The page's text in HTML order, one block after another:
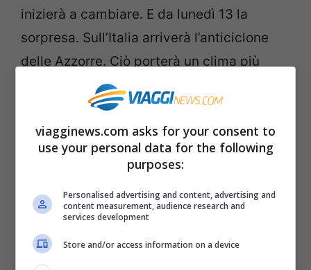
inizierà a cambiare. E da lunedì 13 la
sorpresa. Sull’Italia arriverà l’anticiclone
delle Azzorre. Ciò porterà un clima più
soleggiato, ci garantirà stabilità per diversi
giorni e anche le temperature (sui valori
massimi) avranno un leggero rialzo verso
l’alto.
Leminimeinvece scenderanno ancora più
in basso. Al Nord si andrà sotto zero e si
avranno gelate notturne e al mattino. Così
viagginews.com asks for your consent to
use your personal data for the following
purposes:
Personalised advertising and content, advertising and
content measurement, audience research and
services development
Store and/or access information on a device